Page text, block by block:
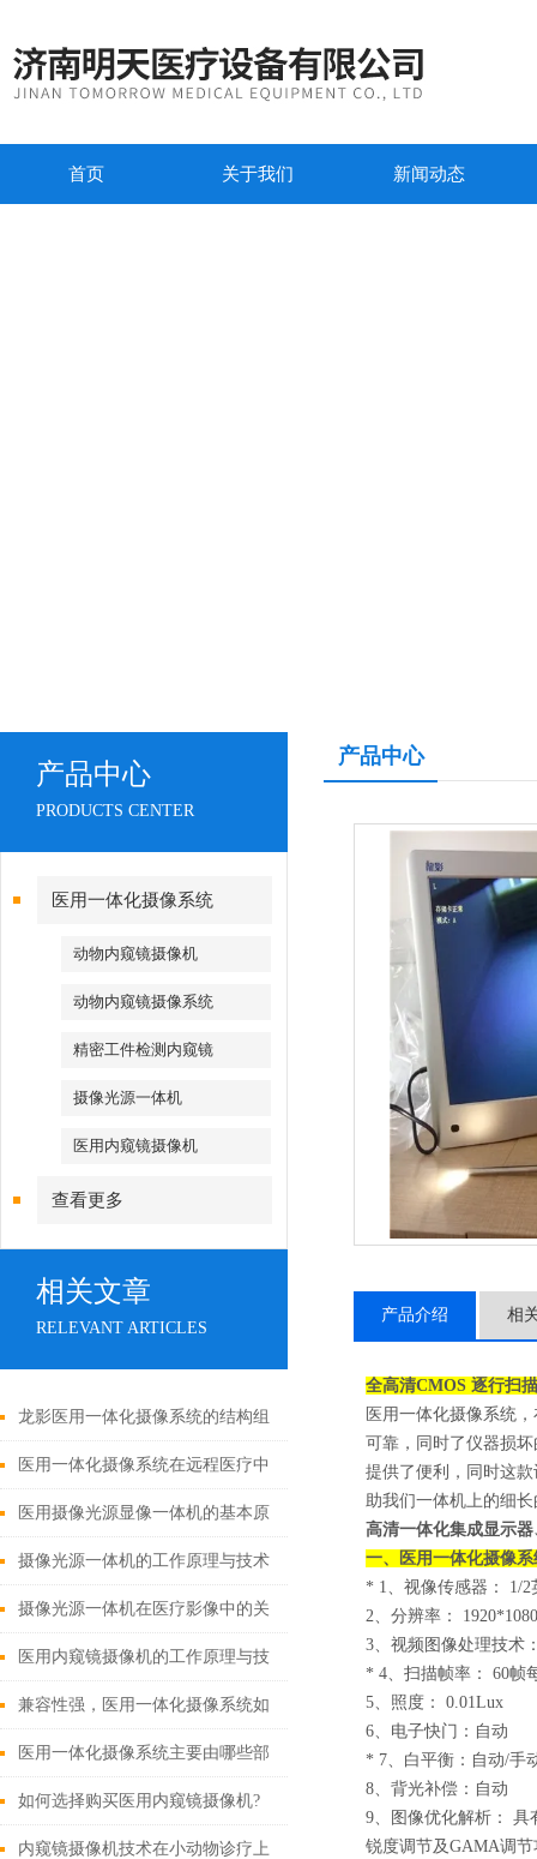
首页 关于我们 新闻动态
产品中心
PRODUCTS CENTER
医用一体化摄像系统
动物内窥镜摄像机
动物内窥镜摄像系统
精密工件检测内窥镜
摄像光源一体机
医用内窥镜摄像机
查看更多
相关文章
RELEVANT ARTICLES
龙影医用一体化摄像系统的结构组
成与功能优势
医用一体化摄像系统在远程医疗中
的应用
医用摄像光源显像一体机的基本原
理与构成
摄像光源一体机的工作原理与技术
解析
摄像光源一体机在医疗影像中的关
键作用
医用内窥镜摄像机的工作原理与技
术创新
兼容性强，医用一体化摄像系统如
何改变现有医疗设备格局？
医用一体化摄像系统主要由哪些部
分组成？
如何选择购买医用内窥镜摄像机?
内窥镜摄像机技术在小动物诊疗上
产品中心
产品介绍 相
全高清CMOS 逐行扫
医用一体化摄像系统
可靠，同时了仪器损
提供了便利，同时这
助我们一体机上的细
高清一体化集成显示
一、
医用一体化摄像系
* 1、视像传感器： 1/
2、分辨率：
3、视频图像处理技术
* 4、扫描帧率： 60帧
5、照度： 0.01Lux
6、电子快门：自动
* 7、白平衡：自动/手
8、背光补偿：自动
9、图像优化解析： 具
锐度调节及GAMA调节